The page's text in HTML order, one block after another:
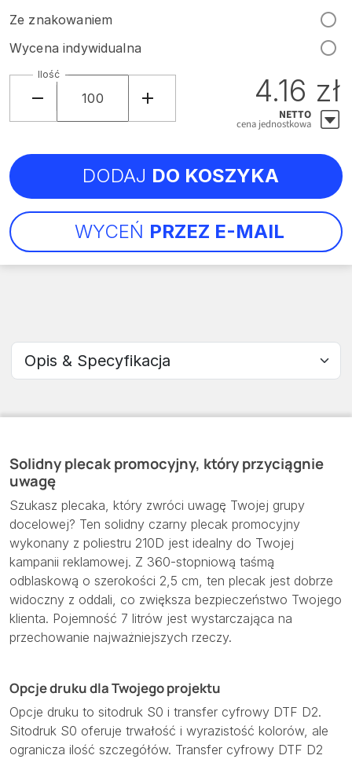
Solidny plecak promocyjny, który przyciągnie
uwagę
Szukasz plecaka, który zwróci uwagę Twojej grupy
docelowej? Ten solidny czarny plecak promocyjny
wykonany z poliestru 210D jest idealny do Twojej
kampanii reklamowej. Z 360-stopniową taśmą
odblaskową o szerokości 2,5 cm, ten plecak jest dobrze
widoczny z oddali, co zwiększa bezpieczeństwo Twojego
klienta. Pojemność 7 litrów jest wystarczająca na
przechowanie najważniejszych rzeczy.
Opcje druku dla Twojego projektu
Opcje druku to sitodruk S0 i transfer cyfrowy DTF D2.
Sitodruk S0 oferuje trwałość i wyrazistość kolorów, ale
ogranicza ilość szczegółów. Transfer cyfrowy DTF D2
Wybierz sekcję
Ze znakowaniem
Wycena indywidualna
Ilość 4.16 zł
NETTO
cena jednostkowa
WYCEŃ PRZEZ E-MAIL
DODAJ DO KOSZYKA